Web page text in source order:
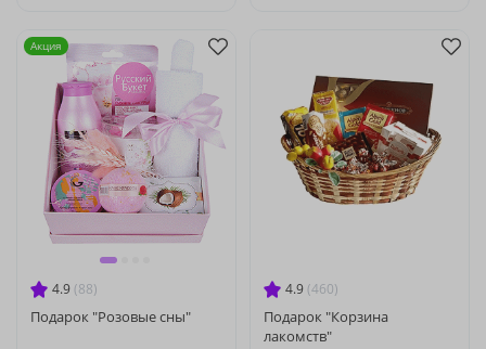
4.9 (88)
Подарок "Розовые сны"
Акция
4.9 (460)
Подарок "Корзина
лакомств"